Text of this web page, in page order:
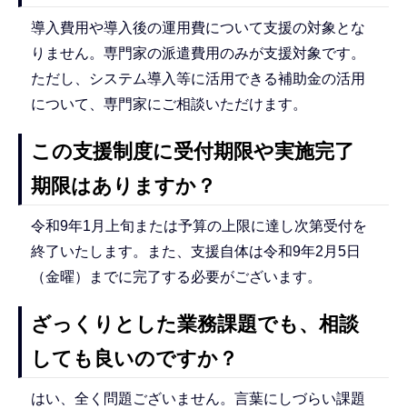
導入費用や導入後の運用費について支援の対象とな
りません。専門家の派遣費用のみが支援対象です。
ただし、システム導入等に活用できる補助金の活用
について、専門家にご相談いただけます。
この支援制度に受付期限や実施完了
期限はありますか？
令和9年1月上旬または予算の上限に達し次第受付を
終了いたします。また、支援自体は令和9年2月5日
（金曜）までに完了する必要がございます。
ざっくりとした業務課題でも、相談
しても良いのですか？
はい、全く問題ございません。言葉にしづらい課題